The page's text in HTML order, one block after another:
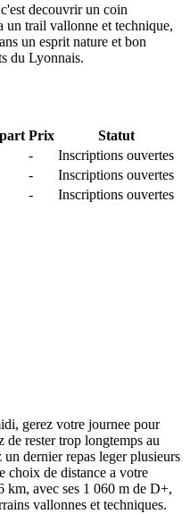
decouvrir un coin
un trail vallonne et technique,
un esprit nature et bon
du Lyonnais.
Prix
Statut
-
Inscriptions ouvertes
-
Inscriptions ouvertes
- Inscriptions ouvertes
gerez votre journee pour
de rester trop longtemps au
dernier repas leger plusieurs
choix de distance a votre
km, avec ses 1 060 m de D+,
vallonnes et techniques.